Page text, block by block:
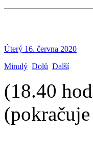
Úterý 16. června 2020
Minulý Dolů Další
(18.40